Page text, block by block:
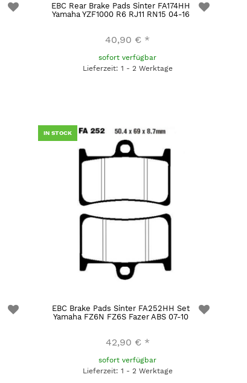
EBC Rear Brake Pads Sinter FA174HH
Yamaha YZF1000 R6 RJ11 RN15 04-16
40,90 € *
sofort verfügbar
Lieferzeit: 1 - 2 Werktage
IN STOCK
EBC Brake Pads Sinter FA252HH Set
Yamaha FZ6N FZ6S Fazer ABS 07-10
42,90 € *
sofort verfügbar
Lieferzeit: 1 - 2 Werktage